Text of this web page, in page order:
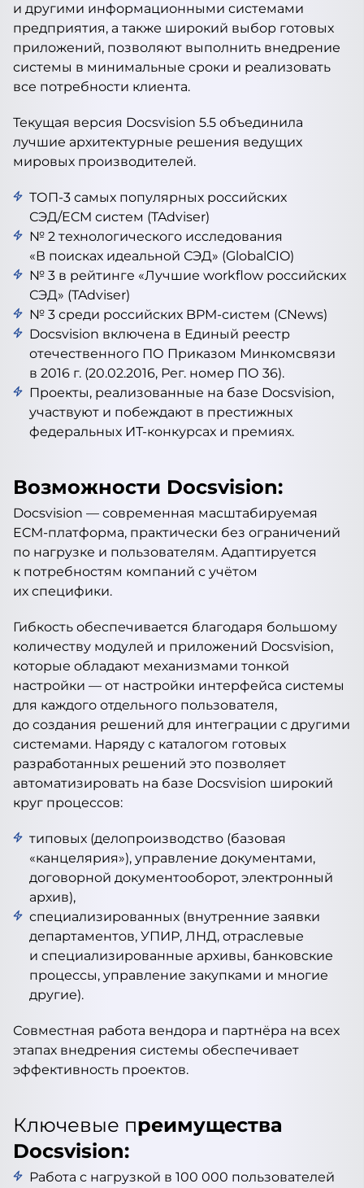
и другими информационными системами
предприятия, а также широкий выбор готовых
приложений, позволяют выполнить внедрение
системы в минимальные сроки и реализовать
все потребности клиента.
Текущая версия Docsvision 5.5 объединила
лучшие архитектурные решения ведущих
мировых производителей.
ТОП-3 самых популярных российских
СЭД/ECM систем (TAdviser)
№ 2 технологического исследования
«В поисках идеальной СЭД» (GlobalCIO)
№ 3 в рейтинге «Лучшие workflow российских
СЭД» (TAdviser)
№ 3 среди российских BPM-систем (CNews)
Docsvision включена в Единый реестр
отечественного ПО Приказом Минкомсвязи
в 2016 г. (20.02.2016, Рег. номер ПО 36).
Проекты, реализованные на базе Docsvision,
участвуют и побеждают в престижных
федеральных ИТ-конкурсах и премиях.
Возможности Docsvision:
Docsvision — современная масштабируемая
ECM-платформа, практически без ограничений
по нагрузке и пользователям. Адаптируется
к потребностям компаний с учётом
их специфики.
Гибкость обеспечивается благодаря большому
количеству модулей и приложений Docsvision,
которые обладают механизмами тонкой
настройки — от настройки интерфейса системы
для каждого отдельного пользователя,
до создания решений для интеграции с другими
системами. Наряду с каталогом готовых
разработанных решений это позволяет
автоматизировать на базе Docsvision широкий
круг процессов:
типовых (делопроизводство (базовая
«канцелярия»), управление документами,
договорной документооборот, электронный
архив),
специализированных (внутренние заявки
департаментов, УПИР, ЛНД, отраслевые
и специализированные архивы, банковские
процессы, управление закупками и многие
другие).
Совместная работа вендора и партнёра на всех
этапах внедрения системы обеспечивает
эффективность проектов.
Ключевые преимущества
Docsvision:
Работа с нагрузкой в 100 000 пользователей